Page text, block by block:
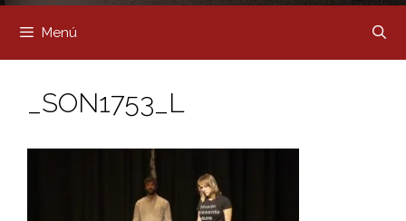
Menú
_SON1753_L